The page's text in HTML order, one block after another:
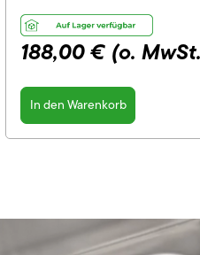
188,00 € (o.
In den Warenkorb